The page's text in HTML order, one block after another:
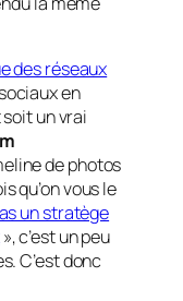
des réseaux
en
un vrai
de photos
qu’on vous le
un stratège
», c’est un peu
C’est donc